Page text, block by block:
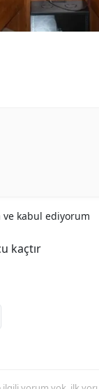
ve kabul ediyorum
kaçtır